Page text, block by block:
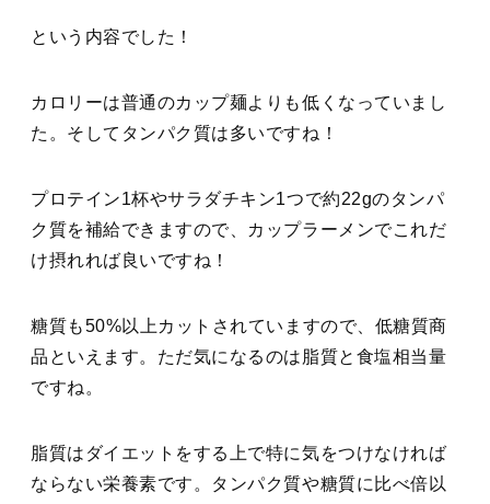
という内容でした！
カロリーは普通のカップ麺よりも低くなっていまし
た。そしてタンパク質は多いですね！
プロテイン1杯やサラダチキン1つで約22gのタンパ
ク質を補給できますので、カップラーメンでこれだ
け摂れれば良いですね！
糖質も50%以上カットされていますので、低糖質商
品といえます。ただ気になるのは脂質と食塩相当量
ですね。
脂質はダイエットをする上で特に気をつけなければ
ならない栄養素です。タンパク質や糖質に比べ倍以